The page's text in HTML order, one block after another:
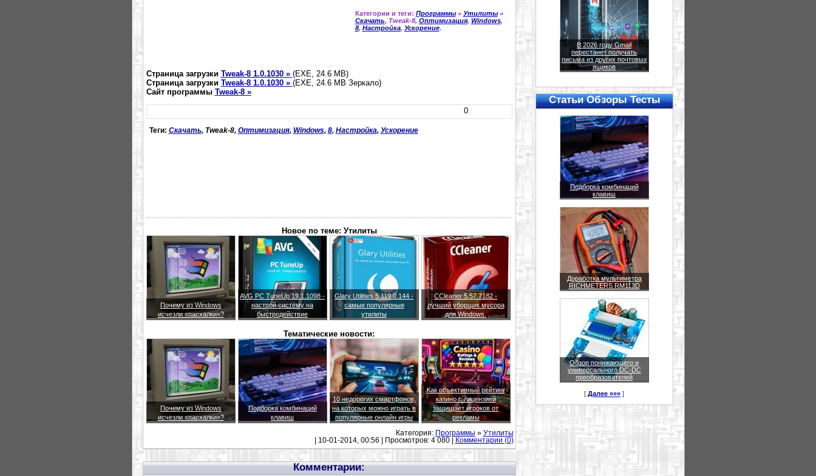
Категории и теги: Программы» Утилиты»
Скачать, Tweak-8, Оптимизация, Windows,
8, Настройка, Ускорение.
Страница загрузки Tweak-8 1.0.1030 » (EXE, 24.6 МB)
Страница загрузки Tweak-8 1.0.1030 » (ЕХЕ, 24.6 MB Зеркало)
Сайт программы Tweak-8 »
0
Теги: Скачать, Tweak-8, Оптимизация, Windows, 8, Настройка, Ускорение
Новое по теме: Утилиты
Почему из Windows
исчезли «пасхалки»?
AVG PC TuneUp 19.1.1098 -
настрой систему на
быстродействие
Glary Utilities 5.119.0.144 -
самые популярные
утилиты
CCleaner 5.57.7182 -
лучший уборщик мусора
для Windows.
Тематические новости:
Почему из Windows
исчезли «пасхалки»?
Подборка комбинаций
клавиш
10 недорогих смартфонов,
на которых можно играть в
популярные онлайн игры
Как объективный рейтинг
казино с лицензией
защищает игроков от
рекламы
Категория: Программы » Утилиты
| 10-01-2014, 00:56 | Просмотров: 4 080 |
Комментарии (0)
Комментарии:
В 2026 году Gmail
перестанет получать
письма из других почтовых
ящиков
Статьи Обзоры Тесты
Подборка комбинаций
клавиш
Доработка мультиметра
RICHMETERS RM113D
Обзор понижающего и
универсального DC-DC
преобразователей
[ Далее »»» ]